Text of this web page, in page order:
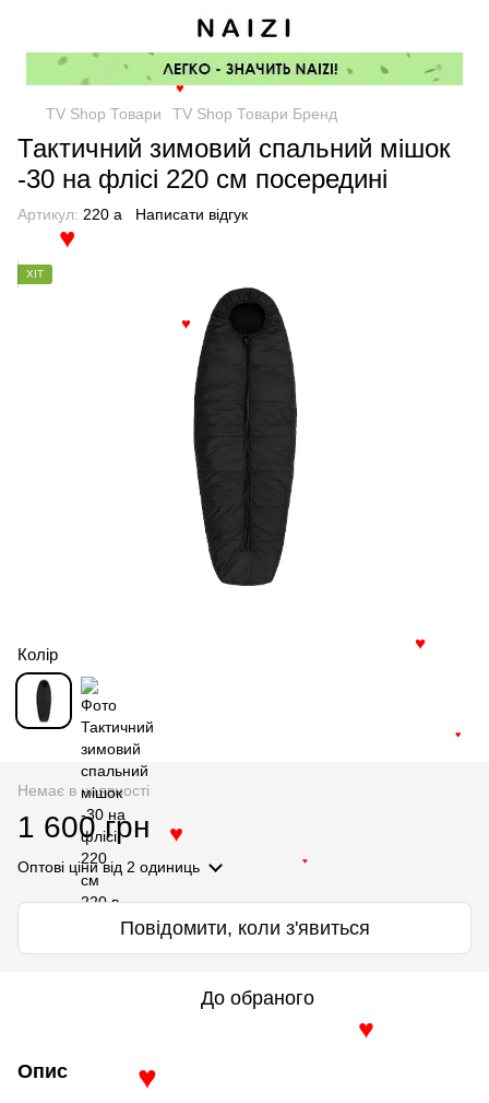
TV Shop Товари TV Shop Товари Бренд
Тактичний зимовий спальний мішок
-30 на флісі 220 см посередині
Артикул: 220 a Написати відгук
ХІТ
Колір
Немає в наявності
1 600 грн
Оптові цінивід 2 одиниць
Повідомити, коли з'явиться
До обраного
Опис
♥
♥
♥